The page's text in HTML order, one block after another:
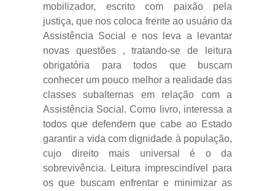
mobilizador, escrito com paixão pela
justiça, que nos coloca frente ao usuário da
Assistência Social e nos leva a levantar
novas questões , tratando-se de leitura
obrigatória para todos que buscam
conhecer um pouco melhor a realidade das
classes subalternas em relação com a
Assistência Social. Como livro, interessa a
todos que defendem que cabe ao Estado
garantir a vida com dignidade à população,
cujo direito mais universal é o da
sobrevivência. Leitura imprescindível para
os que buscam enfrentar e minimizar as